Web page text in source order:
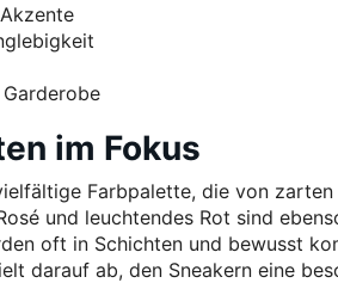
im Fokus
Farbpalette, die von
und leuchtendes Rot sind
oft in Schichten und bewusst
darauf ab, den Sneakern eine